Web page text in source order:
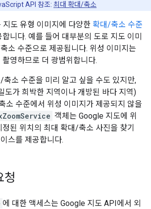
API 참조: 최대 확대/축소
도 유형 이미지에 다양한 확대/축소 수준
니다. 예를 들어 대부분의 도로 지도 이미
소 수준으로 제공됩니다. 위성 이미지는
영하므로 더 광범위합니다.
축소 수준을 미리 알고 싶을 수도 있지만,
도가 희박한 지역이나 개방된 바다 지역)
소 수준에서 위성 이미지가 제공되지 않을
객체는 Google 지도에 위
된 위치의 최대 확대/축소 사진을 찾기
스를 제공합니다.
청
에 대한 액세스는 Google 지도 API에서 외